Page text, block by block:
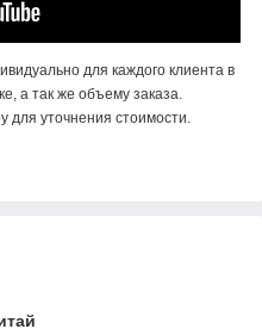
для каждого клиента в
а так же объему заказа.
для уточнения стоимости.